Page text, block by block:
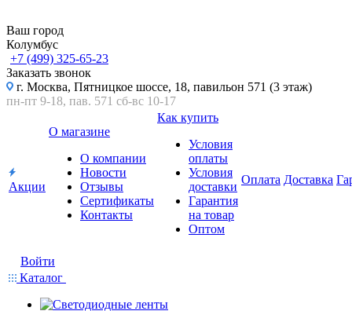
Ваш город
Колумбус
+7 (499) 325-65-23
Заказать звонок
г. Москва, Пятницкое шоссе, 18, павильон 571 (3 этаж)
пн-пт 9-18, пав. 571 сб-вс 10-17
Акции
О магазине
О компании
Новости
Отзывы
Сертификаты
Контакты
Как купить
Условия
оплаты
Условия
доставки
Гарантия
на товар
Оптом
Оплата Доставка
Войти
Каталог